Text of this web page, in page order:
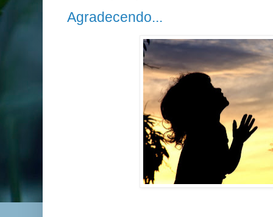
Agradecendo...